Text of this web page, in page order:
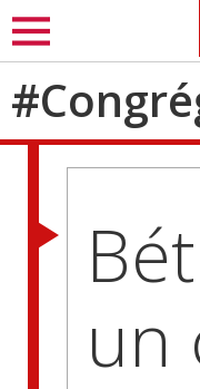
Aller
au
contenu
principal
#
un